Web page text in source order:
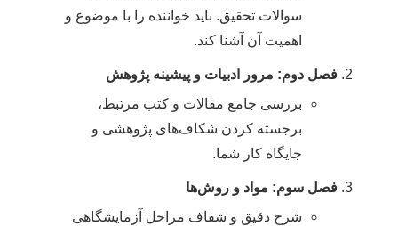
سوالات تحقیق. باید خواننده را با موضوع و
اهمیت آن آشنا کند.
فصل دوم: مرور ادبیات و پیشینه پژوهش
بررسی جامع مقالات و کتب مرتبط،
برجسته کردن شکاف‌های پژوهشی و
جایگاه کار شما.
فصل سوم: مواد و روش‌ها
شرح دقیق و شفاف مراحل آزمایشگاهی